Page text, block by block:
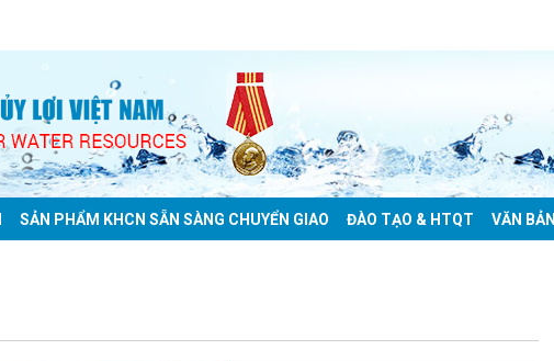
SẢN PHẨM KHCN SẴN SÀNG CHUYỂN GIAO ĐÀO TẠO & HTQT VĂN BẢN